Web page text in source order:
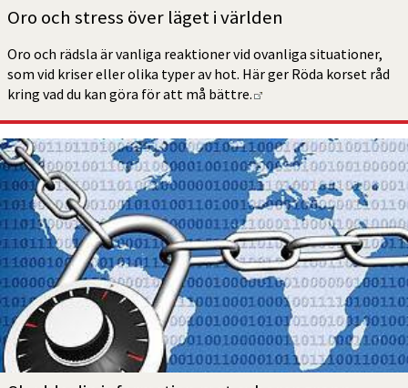
Oro och stress över läget i världen
Oro och rädsla är vanliga reaktioner vid ovanliga situationer,
som vid kriser eller olika typer av hot. Här ger Röda korset råd
kring vad du kan göra för att må bättre.